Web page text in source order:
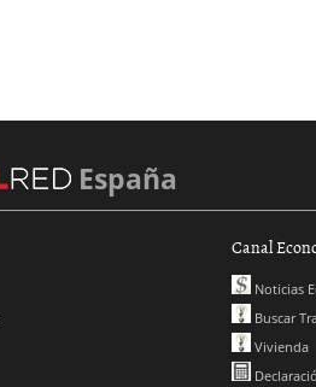
España
Canal
Noticias
Buscar
Vivienda